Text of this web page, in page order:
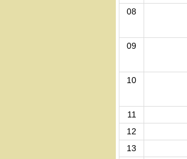
08
09
10
11
12
13